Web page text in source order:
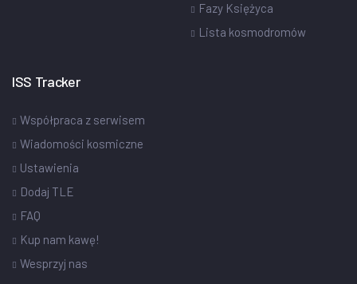
Fazy Księżyca
Lista kosmodromów
ISS Tracker
Współpraca z serwisem
Wiadomości kosmiczne
Ustawienia
Dodaj TLE
FAQ
Kup nam kawę!
Wesprzyj nas